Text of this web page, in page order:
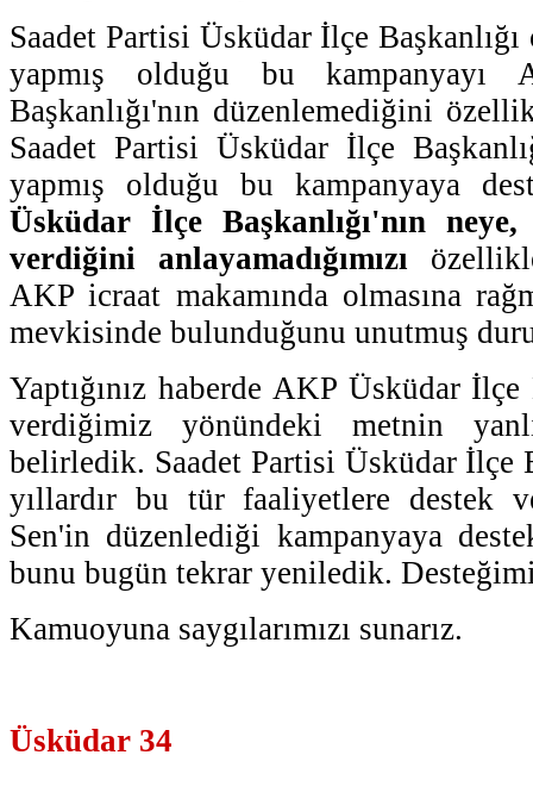
Saadet Partisi Üsküdar İlçe
yapmış olduğu bu kampanyayı
Başkanlığı'nın düzenlemediğini
Saadet Partisi Üsküdar İlçe
yapmış olduğu bu kampanyaya
Üsküdar İlçe Başkanlığı'nın
verdiğini anlayamadığımızı
AKP icraat makamında olmasına
mevkisinde bulunduğunu unutmuş
Yaptığınız haberde AKP Üsküdar İlçe
verdiğimiz yönündeki metnin
belirledik. Saadet Partisi Üsküdar İlçe
yıllardır bu tür faaliyetlere destek
Sen'in düzenlediği kampanyaya
bunu bugün tekrar yeniledik.
Kamuoyuna saygılarımızı sunarız.
Üsküdar 34